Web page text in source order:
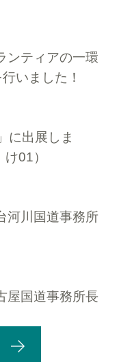
ンティアの一環
いました！
に出展しま
01）
河川国道事務所
屋国道事務所長